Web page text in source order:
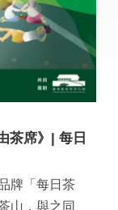
茶席》| 每日
牌「每日茶
山，與之同